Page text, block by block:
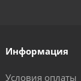
Информация
Условия оплаты